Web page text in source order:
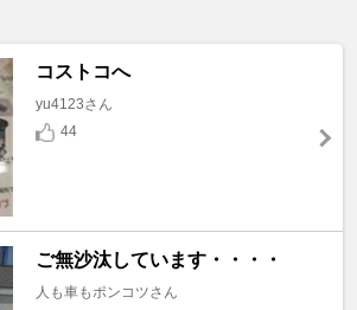
コストコへ
yu4123さん
44
ご無沙汰しています・・・・
人も車もポンコツさん